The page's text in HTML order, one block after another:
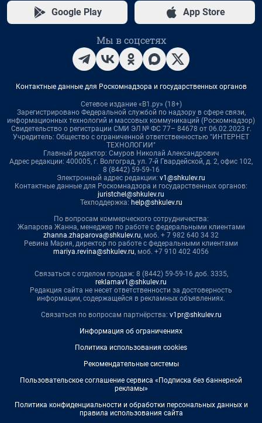
Google Play App Store
Мы в соцсетях
Контактные данные для Роскомнадзора и государственных органов
Сетевое издание «В1.ру» (18+)
Зарегистрировано Федеральной службой по надзору в сфере связи,
информационных технологий и массовых коммуникаций (Роскомнадзор)
Свидетельство о регистрации СМИ ЭЛ № ФС 77– 84678 от 06.02.2023 г.
Учредитель: Общество с ограниченной ответственностью "ИНТЕРНЕТ
ТЕХНОЛОГИИ"
Главный редактор: Смуров Николай Александрович
Адрес редакции: 400005, г. Волгоград, ул. 7-й Гвардейской, д. 2, офис 102,
8 (8442) 59-59-16
Электронный адрес редакции: v1@shkulev.ru
Контактные данные для Роскомнадзора и государственных органов:
juristchel@shkulev.ru
Техподдержка: help@shkulev.ru
По вопросам коммерческого сотрудничества:
Жапарова Жанна, менеджер по работе с федеральными клиентами
zhanna.zhaparova@shkulev.ru, моб. + 7 982 640 34 32
Ревина Мария, директор по работе с федеральными клиентами
mariya.revina@shkulev.ru, моб. +7 910 402 4056
Связаться с отделом продаж: 8 (8442) 59-59-16 доб. 3335,
reklamav1@shkulev.ru
Редакция сайта не несет ответственности за достоверность
информации, содержащейся в рекламных объявлениях.
Связаться по вопросам партнёрства: v1pr@shkulev.ru
Информация об ограничениях
Политика использования cookies
Рекомендательные системы
Пользовательское соглашение сервиса «Подписка без баннерной
рекламы»
Политика конфиденциальности и обработки персональных данных и
правила использования сайта